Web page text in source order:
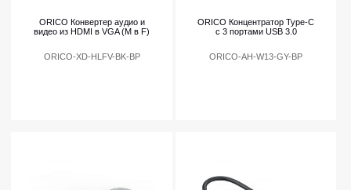
ORICO Конвертер аудио и
видео из HDMI в VGA (M в F)
ORICO-XD-HLFV-BK-BP
ORICO Концентратор Type-C
с 3 портами USB 3.0
ORICO-AH-W13-GY-BP